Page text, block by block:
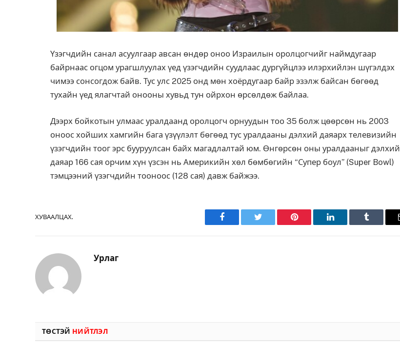
Үзэгчдийн санал асуулгаар авсан өндөр оноо Израилын оролцогчийг наймдугаар
байрнаас огцом урагшлуулах үед үзэгчдийн суудлаас дургүйцлээ илэрхийлэн шүгэлдэх
чимээ сонсогдож байв. Тус улс 2025 онд мөн хоёрдугаар байр эзэлж байсан бөгөөд
тухайн үед ялагчтай онооны хувьд тун ойрхон өрсөлдөж байлаа.
Дээрх бойкотын улмаас уралдаанд оролцогч орнуудын тоо 35 болж цөөрсөн нь 2003
оноос хойших хамгийн бага үзүүлэлт бөгөөд тус уралдааны дэлхий даяарх телевизийн
үзэгчдийн тоог эрс бууруулсан байх магадлалтай юм. Өнгөрсөн оны уралдааныг дэлхий
даяар 166 сая орчим хүн үзсэн нь Америкийн хөл бөмбөгийн “Супер боул” (Super Bowl)
тэмцээний үзэгчдийн тооноос (128 сая) давж байжээ.
ХУВААЛЦАХ.
Facebook Twitter Pinterest LinkedIn Tumblr
Урлаг
ТӨСТЭЙ НИЙТЛЭЛ